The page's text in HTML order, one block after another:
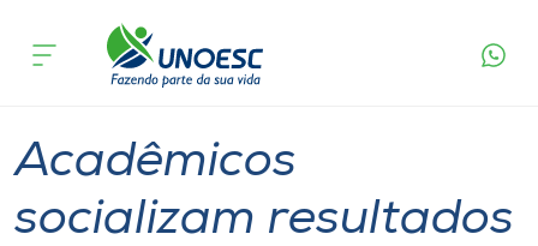
Cursos
acontece
Acadêmicos
socializam resultados